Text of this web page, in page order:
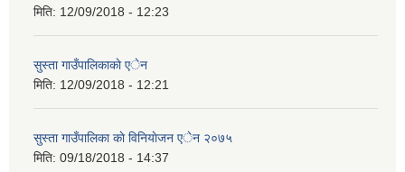
मिति: 12/09/2018 - 12:23
सुस्ता गाउँपालिकाकाे एेन
मिति: 12/09/2018 - 12:21
सुस्ता गाउँपालिका काे विनियाेजन एेन २०७५
मिति: 09/18/2018 - 14:37